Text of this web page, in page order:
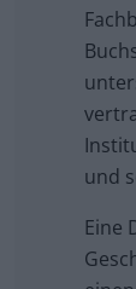
und
Eine